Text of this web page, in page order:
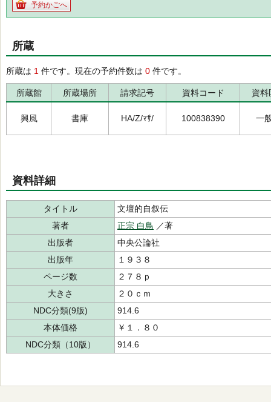
予約かごへ
所蔵
所蔵は 1 件です。現在の予約件数は 0 件です。
所蔵館 所蔵場所 請求記号 資料コード 資料
興風 書庫 HA/Z/ﾏｻ/ 100838390 一
資料詳細
タイトル
文壇的自叙伝
著者
正宗 白鳥 ／著
出版者
中央公論社
出版年
１９３８
ページ数
２７８ｐ
大きさ
２０ｃｍ
NDC分類(9版)
914.6
本体価格
￥１．８０
NDC分類（10版）
914.6